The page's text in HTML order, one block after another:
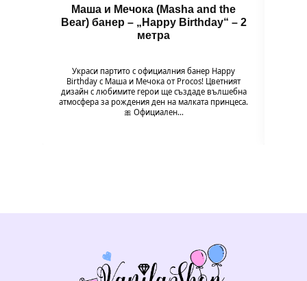
Маша и Мечока (Masha and the
Bear) банер – „Happy Birthday“ – 2
метра
Украси партито с официалния банер Happy
Birthday с Маша и Мечока от Procos! Цветният
дизайн с любимите герои ще създаде вълшебна
атмосфера за рождения ден на малката принцеса.
🎀 Официален…